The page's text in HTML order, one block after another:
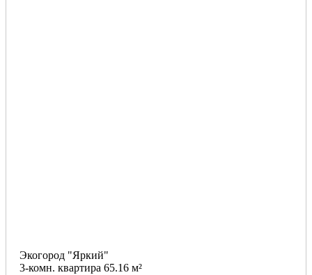
Экогород "Яркий"
3-комн. квартира 65.16 м²